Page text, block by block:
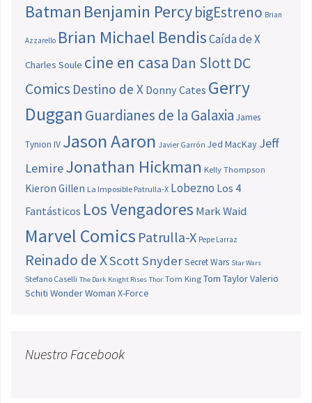
Batman Benjamin PercybigEstreno Brian
Azzarello Brian Michael BendisCaída de X
Charles Soule cine en casa Dan SlottDC
Comics Destino de X Donny Cates Gerry
Duggan Guardianes de la Galaxia James
Tynion IV Jason Aaron Javier Garrón Jed MacKay Jeff
LemireJonathan Hickman Kelly Thompson
Kieron Gillen La Imposible Patrulla-X Lobezno Los 4
Fantásticos Los Vengadores Mark Waid
Marvel Comics Patrulla-X Pepe Larraz
Reinado de XScott SnyderSecret Wars Star Wars
Stefano Caselli The Dark Knight Rises Thor Tom King Tom TaylorValerio
Schiti Wonder Woman X-Force
Nuestro Facebook